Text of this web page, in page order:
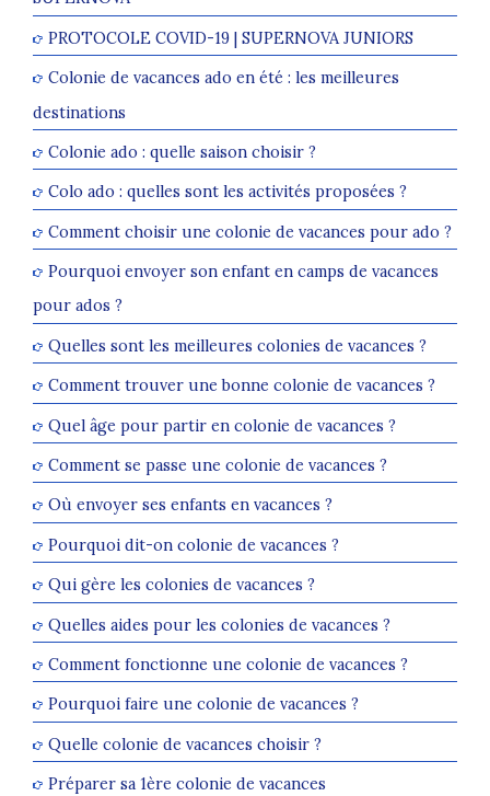
PROTOCOLE COVID-19 | SUPERNOVA JUNIORS
Colonie de vacances ado en été : les meilleures
destinations
Colonie ado : quelle saison choisir ?
Colo ado : quelles sont les activités proposées ?
Comment choisir une colonie de vacances pour ado ?
Pourquoi envoyer son enfant en camps de vacances
pour ados ?
Quelles sont les meilleures colonies de vacances ?
Comment trouver une bonne colonie de vacances ?
Quel âge pour partir en colonie de vacances ?
Comment se passe une colonie de vacances ?
Où envoyer ses enfants en vacances ?
Pourquoi dit-on colonie de vacances ?
Qui gère les colonies de vacances ?
Quelles aides pour les colonies de vacances ?
Comment fonctionne une colonie de vacances ?
Pourquoi faire une colonie de vacances ?
Quelle colonie de vacances choisir ?
Préparer sa 1ère colonie de vacances